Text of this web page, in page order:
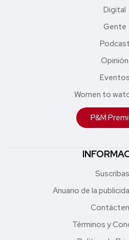
Digital
Gente
Podcast
Opinión
Eventos
Women to
P&M
Anuario de la
Términos y